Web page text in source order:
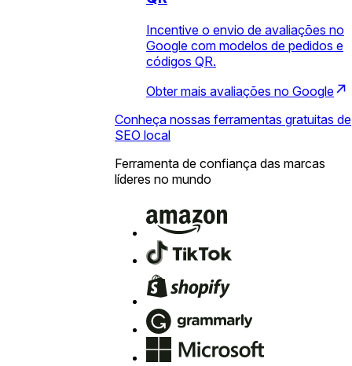
Incentive o envio de avaliações no
Google com modelos de pedidos e
códigos QR.
Obter mais avaliações no Google
Conheça nossas ferramentas gratuitas de
SEO local
Ferramenta de confiança das marcas
líderes no mundo